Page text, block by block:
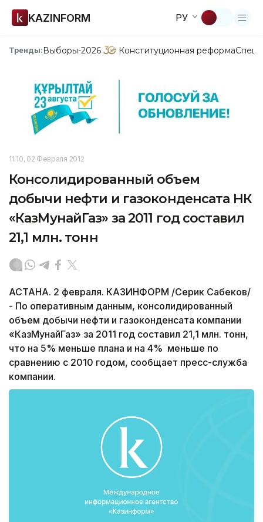
KAZINFORM РУ
Тренды:Выборы-2026 Конституционная реформа
11:10, 02 Февраля 2012
Консолидированный объем
добычи нефти и газоконденсата НК
«КазМунайГаз» за 2011 год составил
21,1 млн. тонн
АСТАНА. 2 февраля. КАЗИНФОРМ /Серик Сабеков/
- По оперативным данным, консолидированный
объем добычи нефти и газоконденсата компании
«КазМунайГаз» за 2011 год составил 21,1 млн. тонн,
что на 5% меньше плана и на 4% меньше по
сравнению с 2010 годом, сообщает пресс-служба
компании.